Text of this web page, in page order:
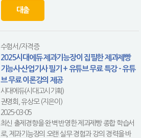
대출
수험서/자격증
2025시대에듀 제과기능장이 집필한 제과제빵
기능사·산업기사 필기 + 유튜브 무료 특강 - 유튜
브 무료 이론강의 제공
시대에듀(시대고시기획)
권영회, 유상모 (지은이)
2025-03-05
최신 출제경향을 완벽 반영한 제과제빵 종합 학습서
로, 제과기능장의 오랜 실무 경험과 강의 경력을 바